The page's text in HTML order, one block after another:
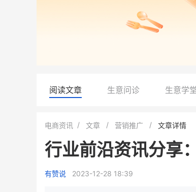
阅读文章 生意问诊 生意学
电商资讯 文章 营销推广 文章详情
行业前沿资讯分享
有赞说 2023-12-28 18:39
小鹿蓝蓝会员
+
7900 万
母婴